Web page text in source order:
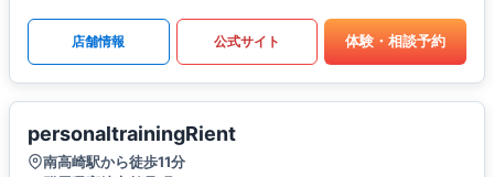
店舗情報 公式サイト 体験・相談予約
personaltrainingRient
南高崎駅から徒歩11分